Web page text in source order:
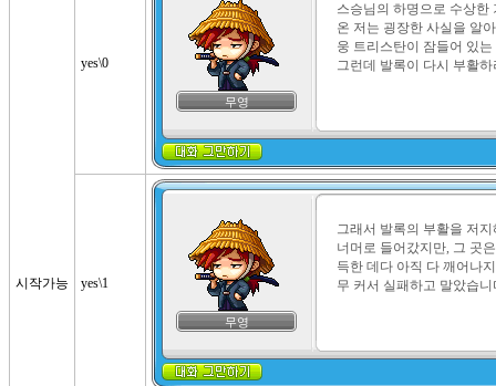
시작가능
yes\0
무영
스승님의 하명으로 수상한
온 저는 굉장한 사실을 알
웅 트리스탄이 잠들어 있
그런데 발록이 다시 부활
yes\1
무영
그래서 발록의 부활을 저
너머로 들어갔지만, 그 곳
득한 데다 아직 다 깨어나
무 커서 실패하고 말았습니